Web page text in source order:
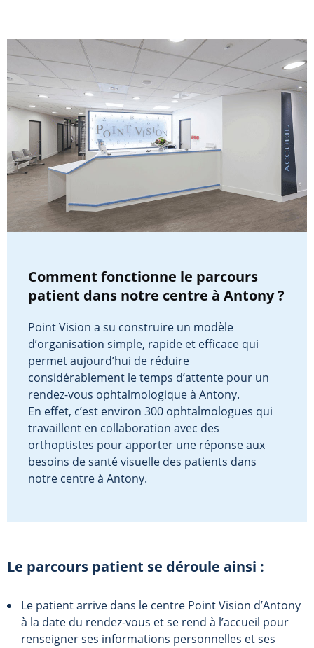
Comment fonctionne le parcours
patient dans notre centre à Antony ?
Point Vision a su construire un modèle
d’organisation simple, rapide et efficace qui
permet aujourd’hui de réduire
considérablement le temps d’attente pour un
rendez-vous ophtalmologique à Antony.
En effet, c’est environ 300 ophtalmologues qui
travaillent en collaboration avec des
orthoptistes pour apporter une réponse aux
besoins de santé visuelle des patients dans
notre centre à Antony.
Le parcours patient se déroule ainsi :
Le patient arrive dans le centre Point Vision d’Antony
à la date du rendez-vous et se rend à l’accueil pour
renseigner ses informations personnelles et ses